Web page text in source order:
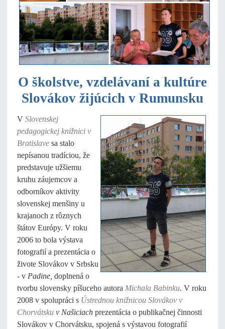
O školstve, vzdelávaní a kultúre
Slovákov žijúcich v Rumunsku
V Slovenskej
pedagogickej knižnici v
Bratislave sa stalo
nepísanou tradíciou, že
predstavuje užšiemu
kruhu záujemcov a
odborníkov aktivity
slovenskej menšiny u
krajanoch z rôznych
štátov Európy. V roku
2006 to bola výstava
fotografií a prezentácia o
živote Slovákov v Srbsku
- v Padine, doplnená o
tvorbu slovensky píšuceho autora Michala Babinku. V roku
2008 v spolupráci s Ústrednou knižnicou Slovákov v
Chorvátsku v Našiciach prezentácia o publikačnej činnosti
Slovákov v Chorvátsku, spojená s výstavou fotografií